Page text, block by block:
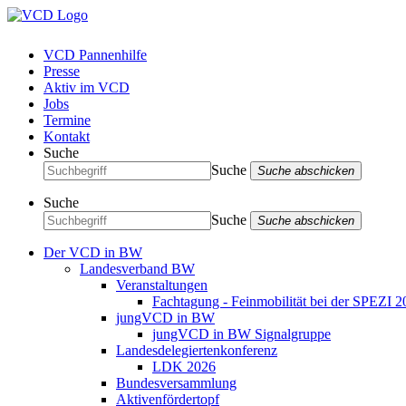
VCD Pannenhilfe
Presse
Aktiv im VCD
Jobs
Termine
Kontakt
Suche
Suche
Suche abschicken
Suche
Suche
Suche abschicken
Der VCD in BW
Landesverband BW
Veranstaltungen
Fachtagung - Feinmobilität bei der SPEZI
jungVCD in BW
jungVCD in BW Signalgruppe
Landesdelegiertenkonferenz
LDK 2026
Bundesversammlung
Aktivenfördertopf